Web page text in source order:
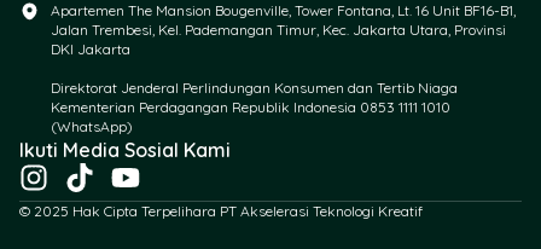
Apartemen The Mansion Bougenville, Tower Fontana, Lt. 16 Unit BF16-B1,
Jalan Trembesi, Kel. Pademangan Timur, Kec. Jakarta Utara, Provinsi
DKI Jakarta
Direktorat Jenderal Perlindungan Konsumen dan Tertib Niaga
Kementerian Perdagangan Republik Indonesia 0853 1111 1010
(WhatsApp)​
Ikuti Media Sosial Kami
I
n
T
i
Y
o
© 2025 Hak Cipta Terpelihara PT Akselerasi Teknologi Kreatif